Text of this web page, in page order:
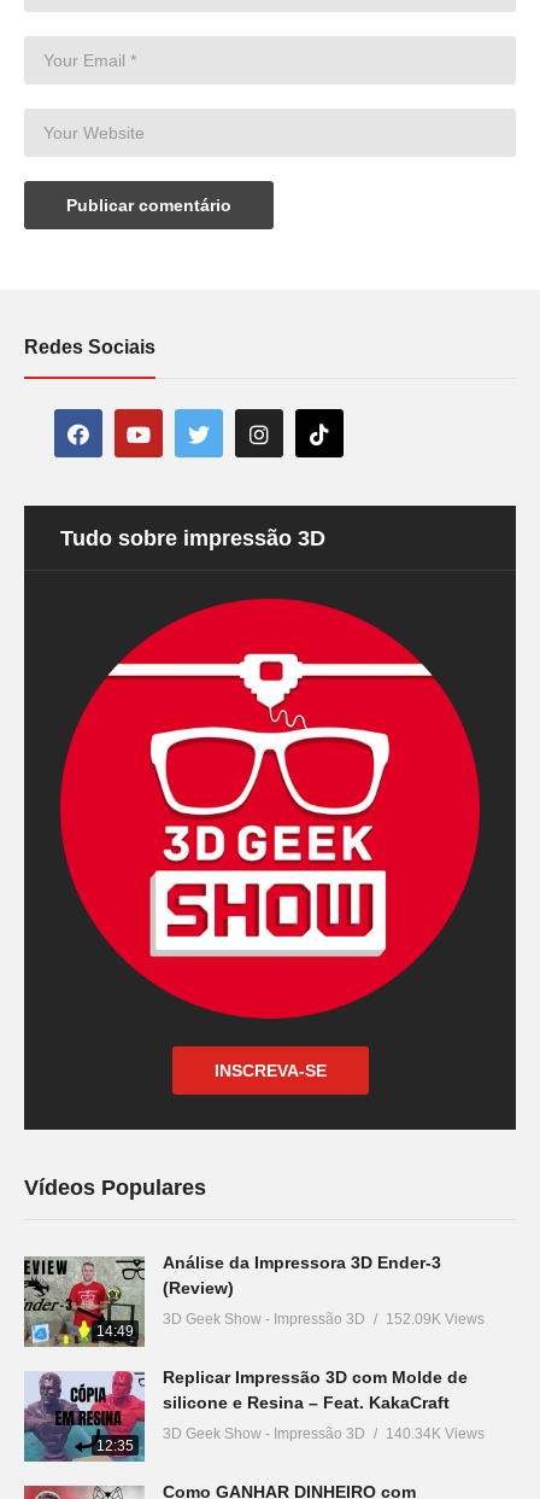
Redes Sociais
Tudo sobre impressão 3D
INSCREVA-SE
Vídeos Populares
14:49
Análise da Impressora 3D Ender-3
(Review)
3D Geek Show - Impressão 3D 152.09K Views
12:35
Replicar Impressão 3D com Molde de
silicone e Resina – Feat. KakaCraft
3D Geek Show - Impressão 3D 140.34K Views
Como GANHAR DINHEIRO com